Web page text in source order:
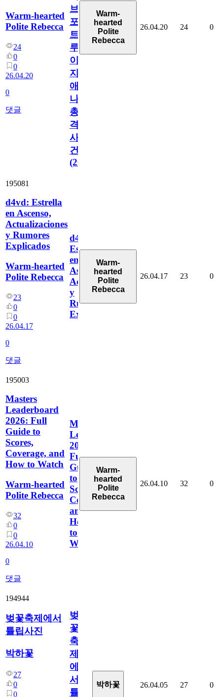
Warm-hearted
Polite Rebecca
24
0
0
26.04.20
0
댓글
브
포
트
루
이
지
애
나
총
격
사
건
(2026)
Warm-
hearted
Polite
Rebecca
26.04.20 24 0
195081
d4vd: Estrella
en Ascenso,
Actualizaciones
y Rumores
Explicados
Warm-hearted
Polite Rebecca
23
0
0
26.04.17
0
댓글
d4vd:
Estrella
en
Ascenso,
Actualizaciones
y
Rumores
Explicados
Warm-
hearted
Polite
Rebecca
26.04.17 23 0
195003
Masters
Leaderboard
2026: Full
Guide to
Scores,
Coverage, and
How to Watch
Warm-hearted
Polite Rebecca
32
0
0
26.04.10
0
댓글
Masters
Leaderboard
2026:
Full
Guide
to
Scores,
Coverage,
and
How
to
Watch
Warm-
hearted
Polite
Rebecca
26.04.10 32 0
194944
벚꽃축제에서
튤립사진
박하꽃
27
0
0
벚
꽃
축
제
에
서
튤
박하꽃 26.04.05 27 0